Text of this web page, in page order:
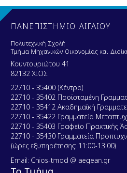
u
e
n
t
ΠΑΝΕΠΙΣΤΗΜΙΟ ΑΙΓΑΙΟΥ
Πολυτεχνική Σχολή
Τμήμα Μηχανικών Οικονομίας και
Κουντουριώτου 41
82132 ΧΙΟΣ
22710 - 35400 (Κέντρο)
22710 - 35402 Προϊσταμένη
22710 - 35412 Ακαδημαϊκή
22710 - 35422 Γραμματεία
22710 - 35403 Γραφείο Πρακτικής
22710 - 35430 Γραμματεία
(ώρες εξυπηρέτησης: 11:00-13:00)
Email: Chios-tmod @ aegean.gr